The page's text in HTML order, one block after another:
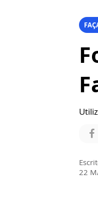
22